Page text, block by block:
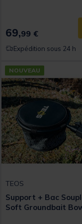
69,99 €
Expédition sous 24 h
NOUVEAU
TEOS
Support + Bac
Soft Groundbait